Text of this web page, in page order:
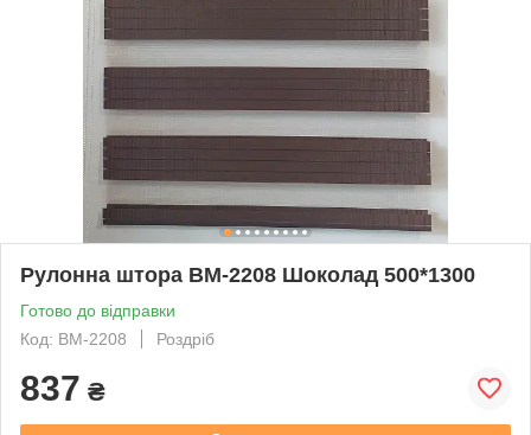
Рулонна штора ВМ-2208 Шоколад 500*1300
Готово до відправки
Код: ВМ-2208
Роздріб
837 ₴